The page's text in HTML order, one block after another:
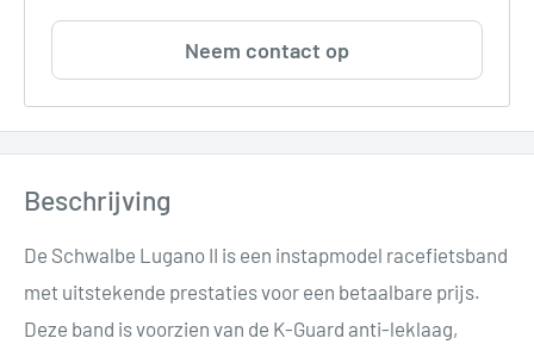
Neem contact op
Beschrijving
De Schwalbe Lugano II is een instapmodel racefietsband
met uitstekende prestaties voor een betaalbare prijs.
Deze band is voorzien van de K-Guard anti-leklaag,